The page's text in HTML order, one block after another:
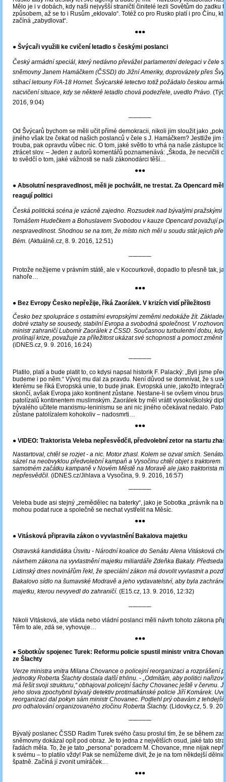
Mělo je i v dobách, kdy naši nejvyšší straničtí činitelé lezli Sovětům do zadku
způsobem, až se to i Rusům „eklovalo“. Totéž co pro Rusko platí i pro Čínu,
začíná „zabydlovat“.
●●●
● Švýcaři využili ke cvičení letadlo s českými poslanci
Český armádní speciál, který nedávno převážel parlamentní delegaci v čele s
sněmovny Janem Hamáčkem (ČSSD) do Jižní Ameriky, doprovázely přes
stíhací letouny F/A-18 Hornet. Švýcarské letectvo totiž požádalo českou
nacvičení situace, kdy se některé letadlo chová podezřele, uvedlo Právo.
2016, 9:04)
─────
Od Švýcarů bychom se měli učit přímé demokracii, nikoli jim sloužit jako
jiného však lze čekat od našich poslanců v čele s J. Hamáčkem? Jestliže jim
trouba, pak opravdu vůbec nic. O tom, jaké světlo to vrhá na naše zástupce
ztrácet slov. ‒ Jeden z autorů komentářů poznamenává: „Škoda, že necvičili
to svědčí o tom, jaké vážnosti se naši zákonodárci těší…
●●●
● Absolutní nespravedlnost, měli je pochválit, ne trestat. Za Opencard měl
reagují politici
Česká politická scéna je vzácně zajedno. Rozsudek nad bývalými pražskými
Tomášem Hudečkem a Bohuslavem Svobodou v kauze Opencard považují
nespravedlnost. Shodnou se na tom, že místo nich měl u soudu stát jejich
Bém. (Aktuálně.cz, 8. 9. 2016, 12:51)
─────
Protože nežijeme v právním státě, ale v Kocourkově, dopadlo to přesně tak,
nahoře…
●●●
● Bez Evropy Česko nepřežije, říká Zaorálek. V krizích vidí příležitosti
Česko bez spolupráce s ostatními evropskými zeměmi nedokáže žít.
dobré vztahy se sousedy, stabilní Evropa a svobodná společnost. V
ministr zahraničí Lubomír Zaorálek z ČSSD. Současnou turbulentní dobu, kdy
prolínají krize, považuje za příležitost ukázat své schopnosti a pomoct změnit
(iDNES.cz, 9. 9. 2016, 16:24)
─────
Platilo, platí a bude platit to, co kdysi napsal historik F. Palacký: „Byli jsme
budeme i po něm.“ Vývoj mu dal za pravdu. Není důvod se domnívat, že s
kterému se říká Evropská unie, to bude jinak. Evropská unie, jakožto
skončí, avšak Evropa jako kontinent zůstane. Nestane-li se ovšem vinou
patolízalů kontinentem muslimským. Zaorálek by měl vrátit vysokoškolský
bývalého učitele marxismu-leninismu se ani nic jiného očekávat nedalo.
zůstane patolízalem kohokoliv ‒ nadosmrti…
●●●
● VIDEO: Traktorista Veleba nepřesvědčil, předvolební zetor na startu
Nastartoval, chtěl se rozjet - a nic. Motor zhasl. Kolem se ozval smích.
sázel na neobvyklou předvolební kampaň a Vysočinu chtěl objet s traktorem.
samotném začátku kampaně v Novém Městě na Moravě ale jako traktorista
nepřesvědčil. (iDNES.cz/Jihlava a Vysočina, 9. 9. 2016, 16:57)
─────
Veleba bude asi stejný „zemědělec na baterky“, jako je Sobotka „právník na
mohou podat ruce a společně se nechat vystřelit na Měsíc.
●●●
● Vitásková připravila zákon o vyvlastnění Bakalova majetku
Ostravská kandidátka Úsvitu - Národní koalice do Senátu Alena Vitásková
návrhem zákona na vyvlastnění majetku miliardáře Zdeňka Bakaly. Předseda
Lidinský dnes novinářům řekl, že speciální zákon má dovolit vyvlastnit a
Bakalovo sídlo na šumavské Modravě a jeho vydavatelství, aby byla
majetku, kterou nevyvedl do zahraničí. (E15.cz, 13. 9. 2016, 12:32)
─────
Nikoli Vitásková, ale vláda nebo vládní poslanci měli návrh tohoto zákona
Těm to ale, zdá se, vyhovuje…
●●●
● Sobotkův spojenec Turek: Reformu policie spustil ministr vnitra
ze Šlachty
Verze ministra vnitra Milana Chovance o policejní reorganizaci a rozprášení
jednotky Roberta Šlachty dostala další trhlinu. - „Odmítám, aby politici
má řešit svoji strukturu,“ obhajoval policejní šachy Chovanec ještě v červnu.
jeho slova zpochybnil bývalý detektiv protimafiánské policie Jiří Komárek.
reorganizaci dal pokyn sám ministr Chovanec. Podlehl prý obavám z
pro odhalování organizovaného zločinu Roberta Šlachty. (Lidovky.cz, 5. 9.
─────
Bývalý poslanec ČSSD Radim Turek svého času proslul tím, že se během
sněmovny dokázal opít pod obraz. Je to jedna z největších osud, jaké tato
řadách měla. To, že je tato „persona“ poradcem M. Chovance, mne nijak
k svému – to platilo vždy! Pak se nemůžeme divit, že je na tom někdejší
špatně. Začíná jí zvonit umíráček…
●●●